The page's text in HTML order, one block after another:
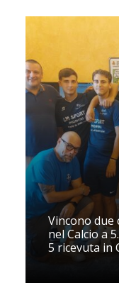
Vincono due
nel Calcio a
5 ricevuta in